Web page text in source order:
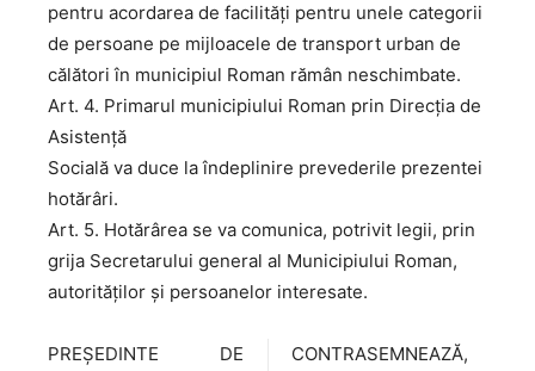
pentru acordarea de facilități pentru unele categorii
de persoane pe mijloacele de transport urban de
călători în municipiul Roman rămân neschimbate.
Art. 4. Primarul municipiului Roman prin Direcția de
Asistență
Socială va duce la îndeplinire prevederile prezentei
hotărâri.
Art. 5. Hotărârea se va comunica, potrivit legii, prin
grija Secretarului general al Municipiului Roman,
autorităților și persoanelor interesate.
PREȘEDINTE DE
CONTRASEMNEAZĂ,